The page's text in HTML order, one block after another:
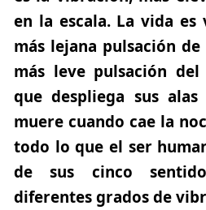
en la escala. La vida es
más lejana pulsación
más leve pulsación
que despliega sus
muere cuando cae la
todo lo que el ser
de sus cinco
diferentes grados de